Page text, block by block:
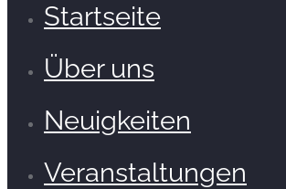
Startseite
Über uns
Neuigkeiten
Veranstaltungen